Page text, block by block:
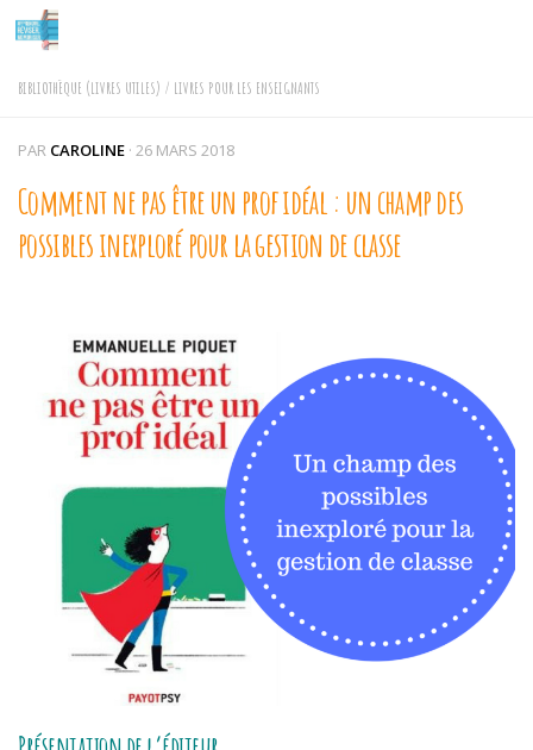
Skip to content
BIBLIOTHÈQUE (LIVRES UTILES) / LIVRES POUR LES ENSEIGNANTS
PAR CAROLINE · 26 MARS 2018
Comment ne pas être un prof idéal : un champ des
possibles inexploré pour la gestion de classe